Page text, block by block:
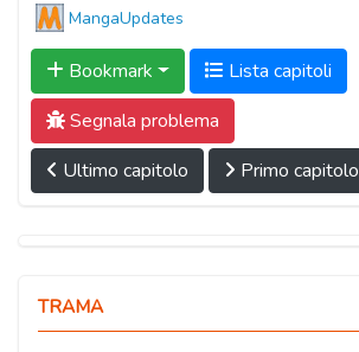
MangaUpdates
Bookmark
Lista capitoli
Segnala problema
Ultimo capitolo
Primo capitolo
TRAMA